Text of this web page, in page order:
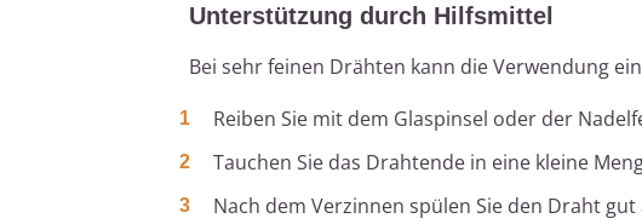
Unterstützung durch Hilfsmittel
Bei sehr feinen Drähten kann die Verwendung
Reiben Sie mit dem Glaspinsel oder der
Tauchen Sie das Drahtende in eine kleine
Nach dem Verzinnen spülen Sie den Draht